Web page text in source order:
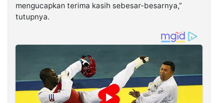
mengucapkan terima kasih sebesar-besarnya,”
tutupnya.